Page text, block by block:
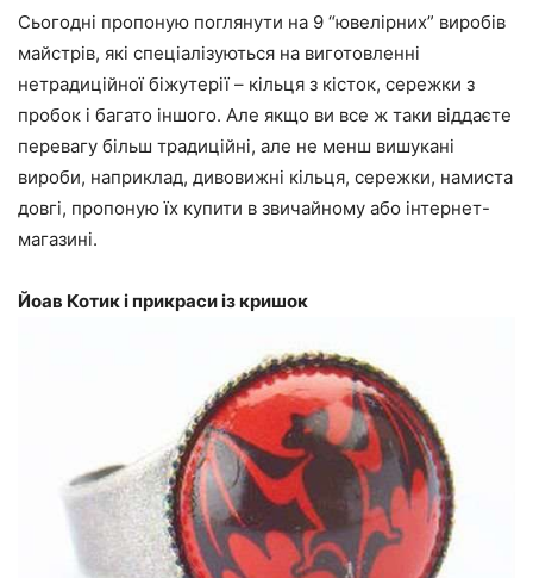
Сьогодні пропоную поглянути на 9 “ювелірних” виробів
майстрів, які спеціалізуються на виготовленні
нетрадиційної біжутерії – кільця з кісток, сережки з
пробок і багато іншого. Але якщо ви все ж таки віддаєте
перевагу більш традиційні, але не менш вишукані
вироби, наприклад, дивовижні кільця, сережки, намиста
довгі, пропоную їх купити в звичайному або інтернет-
магазині.
Йоав Котик і прикраси із кришок